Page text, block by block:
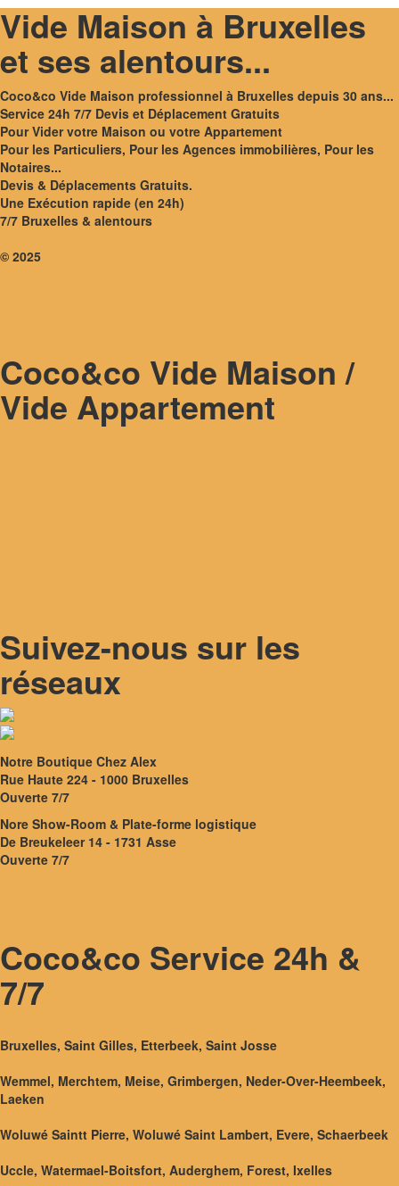
Vide Maison à Bruxelles
et ses alentours...
Coco&co Vide Maison professionnel à Bruxelles depuis 30 ans...
Service 24h 7/7 Devis et Déplacement Gratuits
Pour Vider votre Maison ou votre Appartement
Pour les Particuliers, Pour les Agences immobilières, Pour les
Notaires...
Devis & Déplacements Gratuits.
Une Exécution rapide (en 24h)
7/7 Bruxelles & alentours
© 2025
Coco&co Vide Maison /
Vide Appartement
Suivez-nous sur les
réseaux
Notre Boutique Chez Alex
Rue Haute 224 - 1000 Bruxelles
Ouverte 7/7
Nore Show-Room & Plate-forme logistique
De Breukeleer 14 - 1731 Asse
Ouverte 7/7
Coco&co Service 24h &
7/7
Bruxelles, Saint Gilles, Etterbeek, Saint Josse
Wemmel, Merchtem, Meise, Grimbergen, Neder-Over-Heembeek,
Laeken
Woluwé Saintt Pierre, Woluwé Saint Lambert, Evere, Schaerbeek
Uccle, Watermael-Boitsfort, Auderghem, Forest, Ixelles